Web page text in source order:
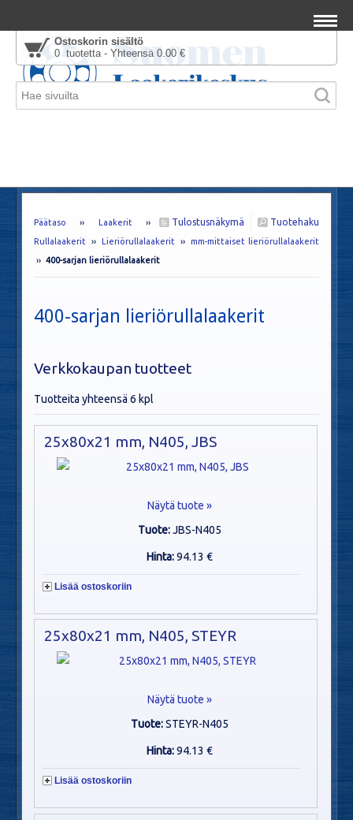
Ostoskorin sisältö
0 tuotetta - Yhteensä 0.00 €
Tuotehaku
Tulostusnäkymä
Päätaso ›› Laakerit ››
Rullalaakerit ››Lieriörullalaakerit ››mm-mittaiset lieriörullalaakerit
›› 400-sarjan lieriörullalaakerit
400-sarjan lieriörullalaakerit
Verkkokaupan tuotteet
Tuotteita yhteensä 6 kpl
25x80x21 mm, N405, JBS
Näytä tuote »
Tuote:JBS-N405
Hinta:94.13 €
Lisää ostoskoriin
25x80x21 mm, N405, STEYR
Näytä tuote »
Tuote:STEYR-N405
Hinta:94.13 €
Lisää ostoskoriin